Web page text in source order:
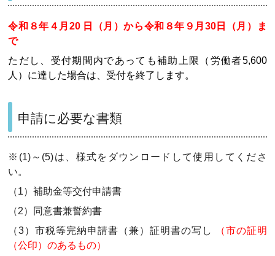
令和８年４月20 日（月）から令和８年９月30日（月）ま
で
ただし、受付期間内であっても補助上限（労働者5,600
人）に達した場合は、受付を終了します。
申請に必要な書類
※(1)～(5)は、様式をダウンロードして使用してくださ
い。
（1）補助金等交付申請書
（2）同意書兼誓約書
（3）市税等完納申請書（兼）証明書の写し
（市の証明
（公印）のあるもの）